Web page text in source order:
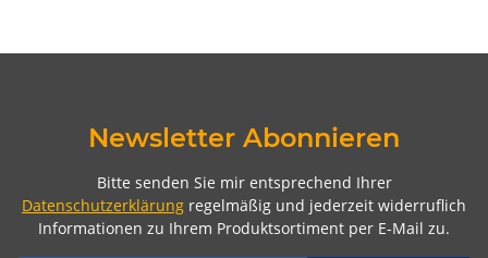
Newsletter Abonnieren
Bitte senden Sie mir entsprechend Ihrer
Datenschutzerklärung regelmäßig und jederzeit widerruflich
Informationen zu Ihrem Produktsortiment per E-Mail zu.